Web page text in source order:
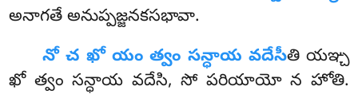
అనాగతే అనుప్పజ్జనకసభావా.
నో చ ఖో యం త్వం సన్ధాయ వదేసీతి యఞ్చ
ఖో త్వం సన్ధాయ వదేసి, సో పరియాయో న హోతి.